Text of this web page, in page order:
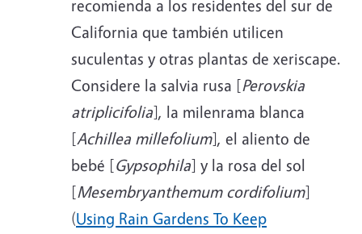
recomienda a los residentes del sur de
California que también utilicen
suculentas y otras plantas de xeriscape.
Considere la salvia rusa [Perovskia
atriplicifolia], la milenrama blanca
[Achillea millefolium], el aliento de
bebé [Gypsophila] y la rosa del sol
[Mesembryanthemum cordifolium]
(Using Rain Gardens To Keep